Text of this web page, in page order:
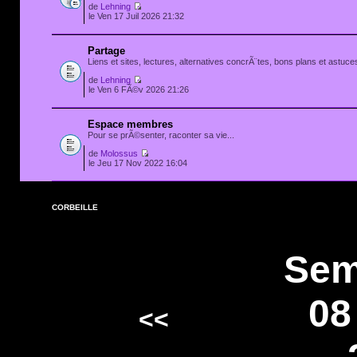
de
Lehning
le Ven 17 Juil 2026 21:32
Partage
Liens et sites, lectures, alternatives concrÃ¨tes, bons plans et
de
Lehning
le Ven 6 FÃ©v 2026 21:26
Espace membres
Pour se prÃ©senter, raconter sa vie...
de Molossus
le Jeu 17 Nov 2022 16:04
CORBEILLE
<<